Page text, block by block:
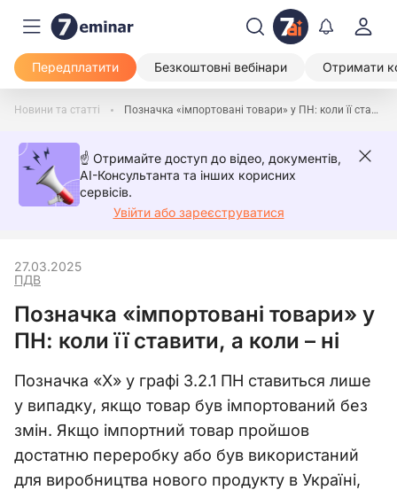
Передплатити Безкоштовні вебінари Отримати
Новини та статті Позначка «імпортовані товари» у ПН: коли її ставити, а коли – ні
☝️ Отримайте доступ до відео, документів,
AI-Консультанта та інших корисних
сервісів.
Увійти або зареєструватися
ПДВ
27.03.2025
Позначка «імпортовані товари» у
ПН: коли її ставити, а коли – ні
Позначка «Х» у графі 3.2.1 ПН ставиться лише
у випадку, якщо товар був імпортований без
змін. Якщо імпортний товар пройшов
достатню переробку або був використаний
для виробництва нового продукту в Україні,